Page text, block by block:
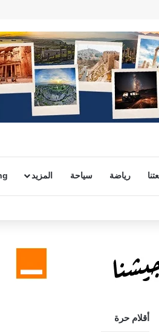
رياضة سياحة المزيد
أقلام حرة